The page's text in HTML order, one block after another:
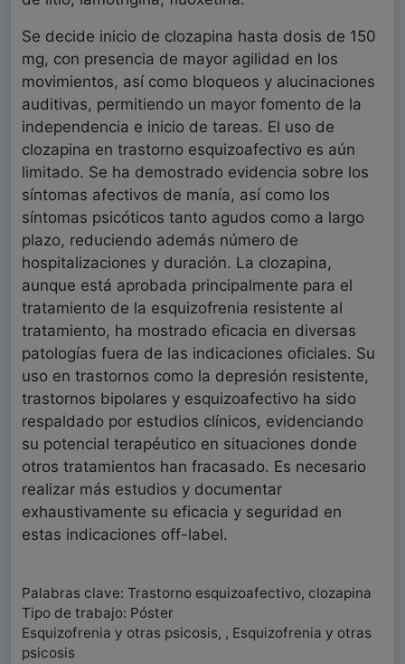
Se decide inicio de clozapina hasta dosis de 150
mg, con presencia de mayor agilidad en los
movimientos, así como bloqueos y alucinaciones
auditivas, permitiendo un mayor fomento de la
independencia e inicio de tareas. El uso de
clozapina en trastorno esquizoafectivo es aún
limitado. Se ha demostrado evidencia sobre los
síntomas afectivos de manía, así como los
síntomas psicóticos tanto agudos como a largo
plazo, reduciendo además número de
hospitalizaciones y duración. La clozapina,
aunque está aprobada principalmente para el
tratamiento de la esquizofrenia resistente al
tratamiento, ha mostrado eficacia en diversas
patologías fuera de las indicaciones oficiales. Su
uso en trastornos como la depresión resistente,
trastornos bipolares y esquizoafectivo ha sido
respaldado por estudios clínicos, evidenciando
su potencial terapéutico en situaciones donde
otros tratamientos han fracasado. Es necesario
realizar más estudios y documentar
exhaustivamente su eficacia y seguridad en
estas indicaciones off-label.
Palabras clave: Trastorno esquizoafectivo, clozapina
Tipo de trabajo: Póster
Esquizofrenia y otras psicosis, , Esquizofrenia y otras
psicosis